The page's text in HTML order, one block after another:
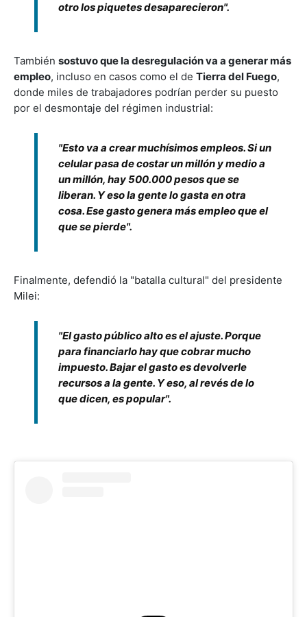
otro los piquetes desaparecieron".
También sostuvo que la desregulación va a generar más
empleo, incluso en casos como el de Tierra del Fuego,
donde miles de trabajadores podrían perder su puesto
por el desmontaje del régimen industrial:
"Esto va a crear muchísimos empleos. Si un
celular pasa de costar un millón y medio a
un millón, hay 500.000 pesos que se
liberan. Y eso la gente lo gasta en otra
cosa. Ese gasto genera más empleo que el
que se pierde".
Finalmente, defendió la "batalla cultural" del presidente
Milei:
"El gasto público alto es el ajuste. Porque
para financiarlo hay que cobrar mucho
impuesto. Bajar el gasto es devolverle
recursos a la gente. Y eso, al revés de lo
que dicen, es popular".